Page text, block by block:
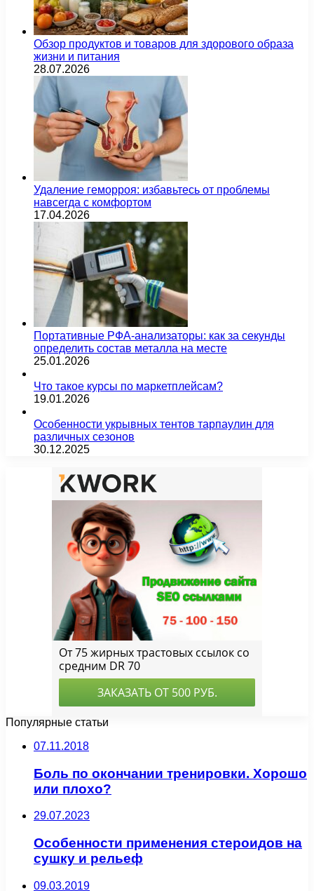
Обзор продуктов и товаров для здорового образа
жизни и питания
28.07.2026
Удаление геморроя: избавьтесь от проблемы
навсегда с комфортом
17.04.2026
Портативные РФА-анализаторы: как за секунды
определить состав металла на месте
25.01.2026
Что такое курсы по маркетплейсам?
19.01.2026
Особенности укрывных тентов тарпаулин для
различных сезонов
30.12.2025
Популярные статьи
07.11.2018
Боль по окончании тренировки. Хорошо
или плохо?
29.07.2023
Особенности применения стероидов на
сушку и рельеф
09.03.2019